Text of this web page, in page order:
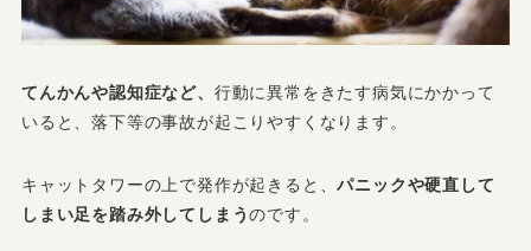
てんかんや認知症など、 行動に異常をきたす病気にかかって
いると、落下等の事故が起こりやすくなります。
キャットタワーの上で発作が起きると、パニックや硬直して
しまい足を踏み外してしまうのです。